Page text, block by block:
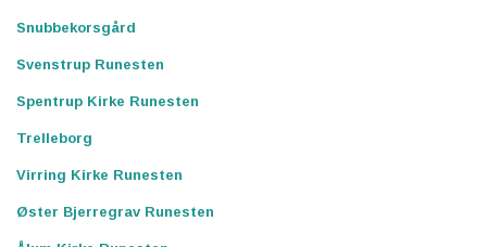
Snubbekorsgård
Svenstrup Runesten
Spentrup Kirke Runesten
Trelleborg
Virring Kirke Runesten
Øster Bjerregrav Runesten